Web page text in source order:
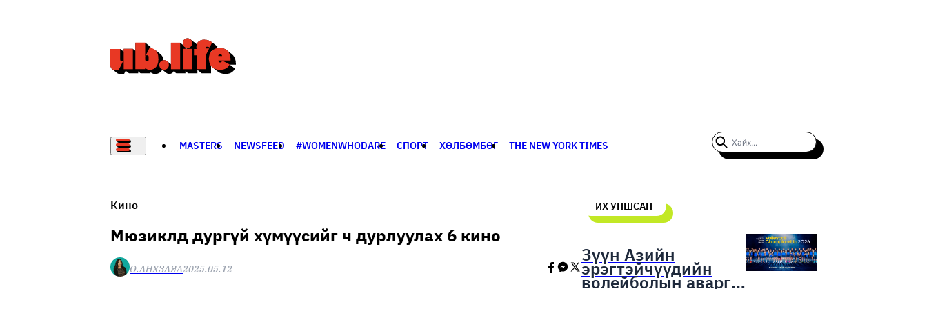
MASTERS NEWSFEED #WOMENWHODARE СПОРТ ХӨЛБӨМБӨГ THE NEW YORK TIMES
Кино
Мюзиклд дургүй хүмүүсийг ч дурлуулах 6 кино
О.АНХЗАЯА2025.05.12
ИХ УНШСАН
Зүүн Азийн
эрэгтэйчүүдийн
волейболын аварга
шалгаруулах